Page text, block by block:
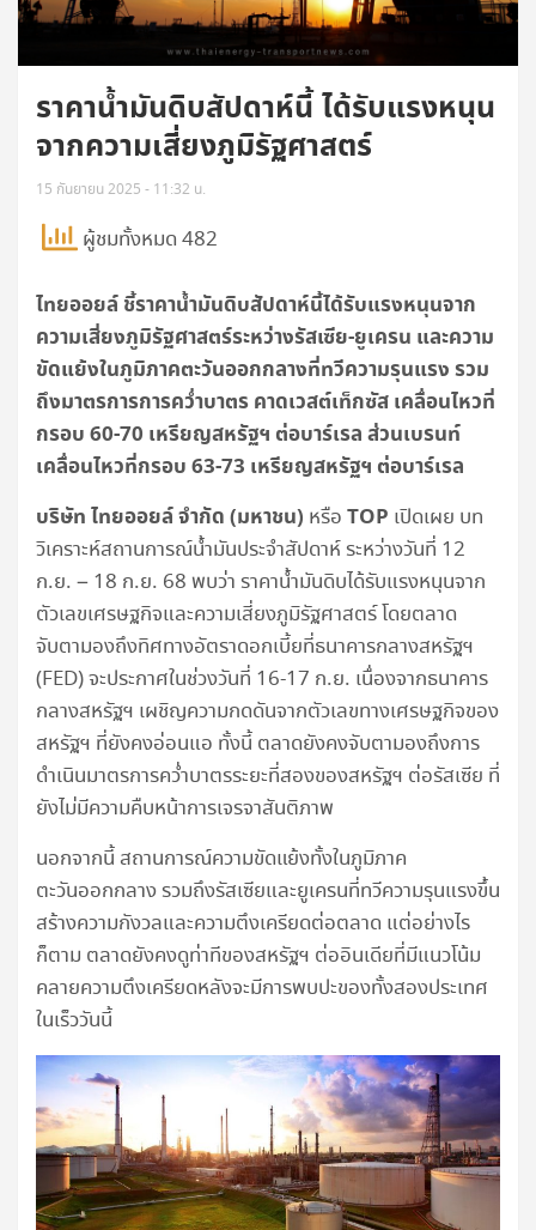
ราคาน้ำมันดิบสัปดาห์นี้ ได้รับแรงหนุน
จากความเสี่ยงภูมิรัฐศาสตร์
15 กันยายน 2025 - 11:32 น.
ผู้ชมทั้งหมด 482
ไทยออยล์ ชี้ราคาน้ำมันดิบสัปดาห์นี้ได้รับแรงหนุนจาก
ความเสี่ยงภูมิรัฐศาสตร์ระหว่างรัสเซีย-ยูเครน และความ
ขัดแย้งในภูมิภาคตะวันออกกลางที่ทวีความรุนแรง รวม
ถึงมาตรการการคว่ำบาตร คาดเวสต์เท็กซัส เคลื่อนไหวที่
กรอบ 60-70 เหรียญสหรัฐฯ ต่อบาร์เรล ส่วนเบรนท์
เคลื่อนไหวที่กรอบ 63-73 เหรียญสหรัฐฯ ต่อบาร์เรล
บริษัท ไทยออยล์ จำกัด (มหาชน) หรือ TOP เปิดเผย บท
วิเคราะห์สถานการณ์น้ำมันประจำสัปดาห์ ระหว่างวันที่ 12
ก.ย. – 18 ก.ย. 68 พบว่า ราคาน้ำมันดิบได้รับแรงหนุนจาก
ตัวเลขเศรษฐกิจและความเสี่ยงภูมิรัฐศาสตร์ โดยตลาด
จับตามองถึงทิศทางอัตราดอกเบี้ยที่ธนาคารกลางสหรัฐฯ
(FED) จะประกาศในช่วงวันที่ 16-17 ก.ย. เนื่องจากธนาคาร
กลางสหรัฐฯ เผชิญความกดดันจากตัวเลขทางเศรษฐกิจของ
สหรัฐฯ ที่ยังคงอ่อนแอ ทั้งนี้ ตลาดยังคงจับตามองถึงการ
ดำเนินมาตรการคว่ำบาตรระยะที่สองของสหรัฐฯ ต่อรัสเซีย ที่
ยังไม่มีความคืบหน้าการเจรจาสันติภาพ
นอกจากนี้ สถานการณ์ความขัดแย้งทั้งในภูมิภาค
ตะวันออกกลาง รวมถึงรัสเซียและยูเครนที่ทวีความรุนแรงขึ้น
สร้างความกังวลและความตึงเครียดต่อตลาด แต่อย่างไร
ก็ตาม ตลาดยังคงดูท่าทีของสหรัฐฯ ต่ออินเดียที่มีแนวโน้ม
คลายความตึงเครียดหลังจะมีการพบปะของทั้งสองประเทศ
ในเร็ววันนี้